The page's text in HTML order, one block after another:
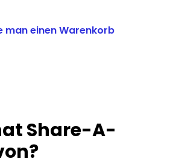
man einen Warenkorb
Share-A-